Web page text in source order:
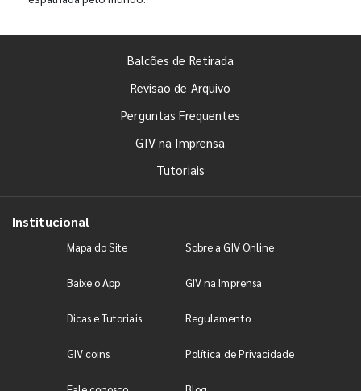
Balcões de Retirada
Revisão de Arquivo
Perguntas Frequentes
GIV na Imprensa
Tutoriais
Institucional
Mapa do Site Sobre a GIV Online
Baixe o App GIV na Imprensa
Dicas e Tutoriais Regulamento
GIV coins Política de Privacidade